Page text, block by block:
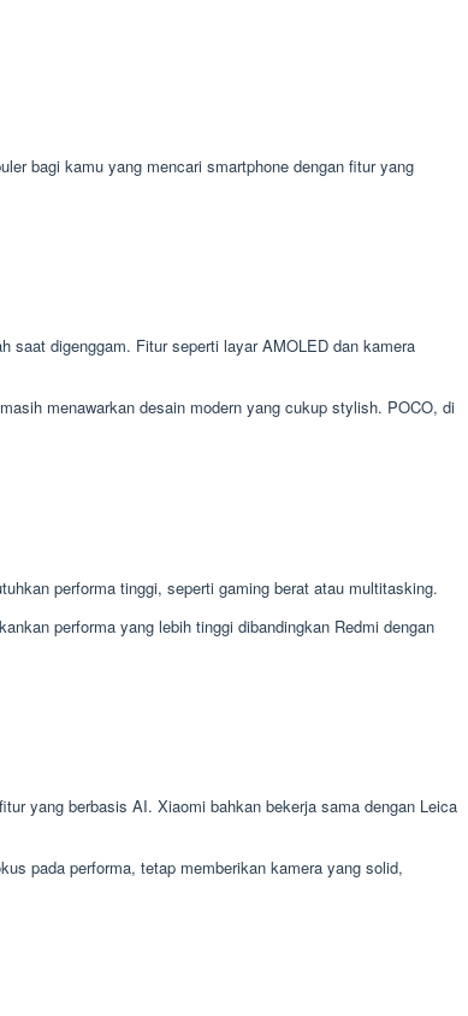
bagi kamu yang mencari smartphone dengan fitur yang
saat digenggam. Fitur seperti layar AMOLED dan kamera
menawarkan desain modern yang cukup stylish. POCO, di
performa tinggi, seperti gaming berat atau multitasking.
performa yang lebih tinggi dibandingkan Redmi dengan
yang berbasis AI. Xiaomi bahkan bekerja sama dengan Leica
pada performa, tetap memberikan kamera yang solid,